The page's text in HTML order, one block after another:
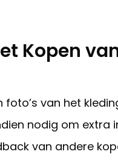
Kopen
van het
nodig om extra
van andere